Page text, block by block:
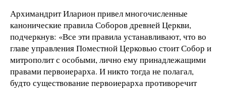
Архимандрит Иларион привел многочисленные
канонические правила Соборов древней Церкви,
подчеркнув: «Все эти правила устанавливают, что во
главе управления Поместной Церковью стоит Собор и
митрополит с особыми, лично ему принадлежащими
правами первоиерарха. И никто тогда не полагал,
будто существование первоиерарха противоречит